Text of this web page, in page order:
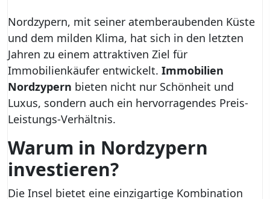
Nordzypern, mit seiner atemberaubenden Küste
und dem milden Klima, hat sich in den letzten
Jahren zu einem attraktiven Ziel für
Immobilienkäufer entwickelt. Immobilien
Nordzypern bieten nicht nur Schönheit und
Luxus, sondern auch ein hervorragendes Preis-
Leistungs-Verhältnis.
Warum in Nordzypern
investieren?
Die Insel bietet eine einzigartige Kombination